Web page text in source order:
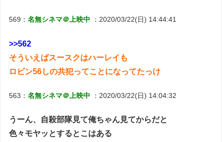
569：名無シネマ＠上映中 ：2020/03/22(日) 14:44:41
>>562
そういえばスースクはハーレイも
ロビン56しの共犯ってことになってたっけ
563：名無シネマ＠上映中 ：2020/03/22(日) 14:04:32
うーん、自殺部隊見て俺ちゃん見てからだと
色々モヤッとするとこはある